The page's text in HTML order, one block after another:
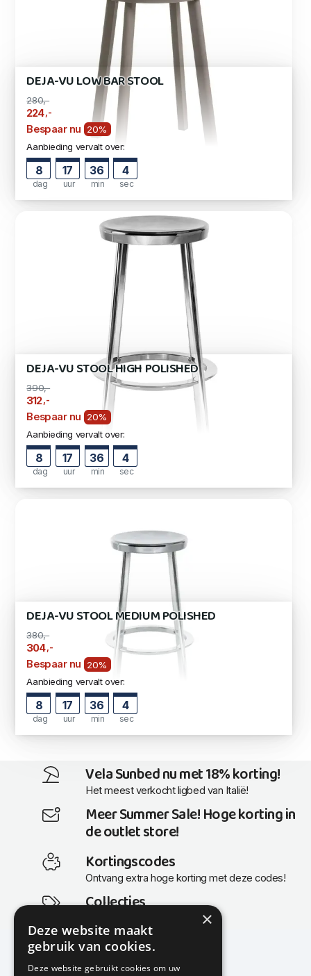
DEJA-VU LOW BAR STOOL
280,-
224 ,-
Bespaar nu
20%
Aanbieding vervalt over:
8
dag
17
uur
36
min
3
sec
DEJA-VU STOOL HIGH POLISHED
390,-
312 ,-
Bespaar nu
20%
Aanbieding vervalt over:
8
dag
17
uur
36
min
3
sec
DEJA-VU STOOL MEDIUM POLISHED
380,-
304,-
Bespaar nu
20%
Aanbieding vervalt over:
8
dag
17
uur
36
min
3
sec
Vela Sunbed nu met 18% korting!
Het meest verkocht ligbed van Italië!
Meer Summer Sale! Hoge korting in
de outlet store!
Kortingscodes
Ontvang extra hoge korting met deze codes!
Collecties
Actuele en populaire collecties
×
Deze website maakt
gebruik van cookies.
Deze website gebruikt cookies om uw